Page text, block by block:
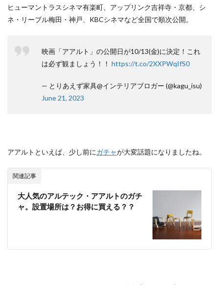
ヒューマントラスシネマ有楽町、アップリンク吉祥寺・京都、シ
ネ・リーブル梅田・神戸、KBCシネマなど全国で順次公開。
映画「アアルト」の公開日が10/13(金)に決定！これ
は必ず観ましょう！！ https://t.co/2XXPWqIfS0
— とりあえず家具@インテリアブロガー (@kagu_isu)
June 21, 2023
アアルトといえば、少し前にガチャが大変話題になりましたね。
関連記事
大人気のアルテック・アアルトのガチ
ャ。設置場所は？お得に買える？？